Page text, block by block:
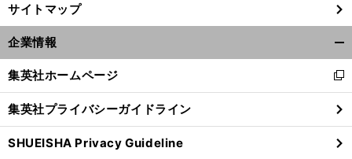
サイトマップ
企業情報
閉
る
集英社ホームページ
新
し
い
ウ
ィ
集英社プライバシーガイドライン
SHUEISHA Privacy Guideline